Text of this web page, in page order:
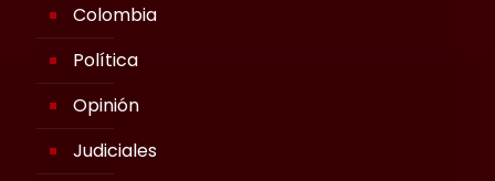
Colombia
Política
Opinión
Judiciales